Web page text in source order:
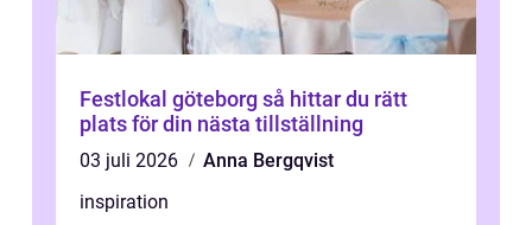
Festlokal göteborg så hittar du rätt
plats för din nästa tillställning
03 juli 2026
Anna Bergqvist
inspiration